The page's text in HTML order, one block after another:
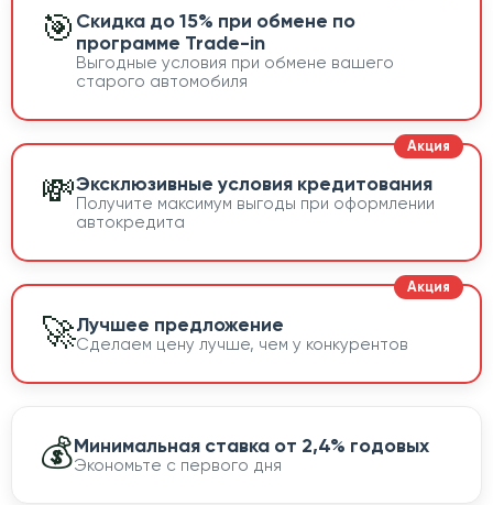
🎯 Скидка до 15% при обмене по
программе Trade-in
Выгодные условия при обмене вашего
старого автомобиля
💸Эксклюзивные условия кредитования
Получите максимум выгоды при оформлении
автокредита
🚀Лучшее предложение
Сделаем цену лучше, чем у конкурентов
💰Минимальная ставка от 2,4% годовых
Экономьте с первого дня